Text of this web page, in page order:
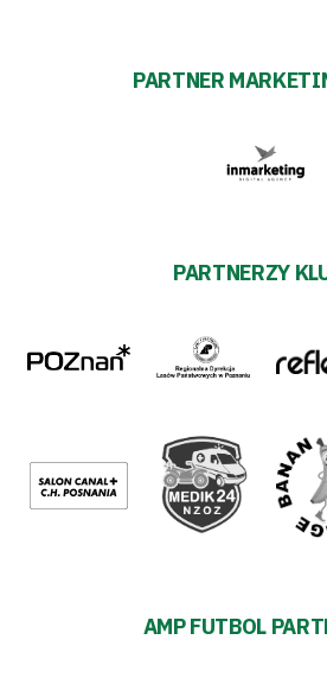
PARTNER
PARTNERZY
AMP FUTBOL